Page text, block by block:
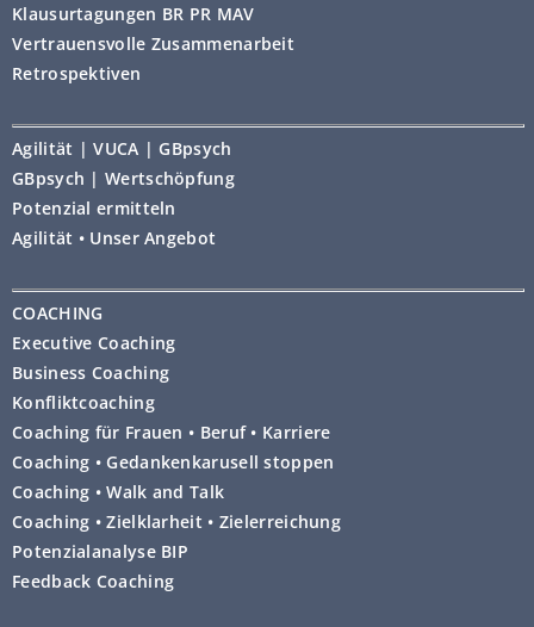
https://privacy.microsoft.com/de-
de/privacystatement
https://policies.google.com/privacy
sasb=true&ref=ad-settings
https://www.dataprivacyframework.gov
/list
Einzelfallbezogenes Widerspruchsrecht
Sie haben das Recht, aus Gründen, die
sich aus Ihrer besonderen Situation
ergeben, jederzeit gegen eine
Verarbeitung Sie betreffender
personenbezogener Daten Widerspruch
einzulegen, die auf Basis von Art. 6 Abs. 1
lit. e) DSGVO (Aufgabenwahrnehmung im
öffentlichen Interesse oder in Ausübung
Klausurtagungen BR PR MAV
Vertrauensvolle Zusammenarbeit
Retrospektiven
Agilität | VUCA | GBpsych
GBpsych | Wertschöpfung
Potenzial ermitteln
Agilität • Unser Angebot
COACHING
Executive Coaching
Business Coaching
Konfliktcoaching
Coaching für Frauen • Beruf • Karriere
Coaching • Gedankenkarusell stoppen
Coaching • Walk and Talk
Coaching • Zielklarheit • Zielerreichung
Potenzialanalyse BIP
Feedback Coaching